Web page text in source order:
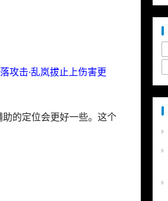
攻击·乱岚拔止上伤害更
的定位会更好一些。这个